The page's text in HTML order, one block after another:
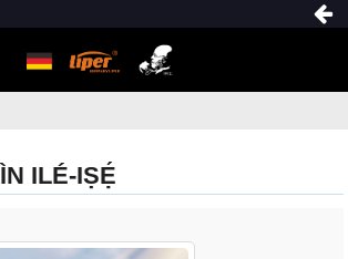
ILÉ-IṢẸ́